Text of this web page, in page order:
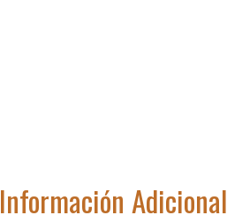
Información Adicional